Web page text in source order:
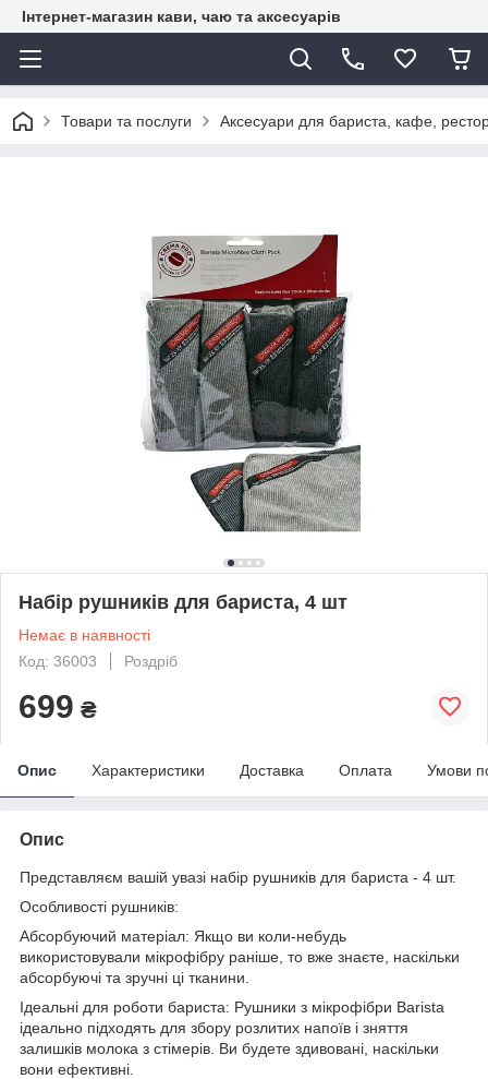
Інтернет-магазин кави, чаю та аксесуарів
Товари та послуги Аксесуари для бариста, кафе,
Набір рушників для бариста, 4 шт
Немає в наявності
Код: 36003
Роздріб
699 ₴
Опис Характеристики Доставка Оплата Умови
Опис
Представляєм вашій увазі набір рушників для бариста - 4 шт.
Особливості рушників:
Абсорбуючий матеріал: Якщо ви коли-небудь
використовували мікрофібру раніше, то вже знаєте, наскільки
абсорбуючі та зручні ці тканини.
Ідеальні для роботи бариста: Рушники з мікрофібри Barista
ідеально підходять для збору розлитих напоїв і зняття
залишків молока з стімерів. Ви будете здивовані, наскільки
вони ефективні.